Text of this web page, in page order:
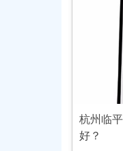
杭州临
好？